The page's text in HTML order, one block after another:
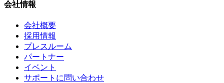
会社情報
会社概要
採用情報
プレスルーム
パートナー
イベント
サポートに問い合わせ